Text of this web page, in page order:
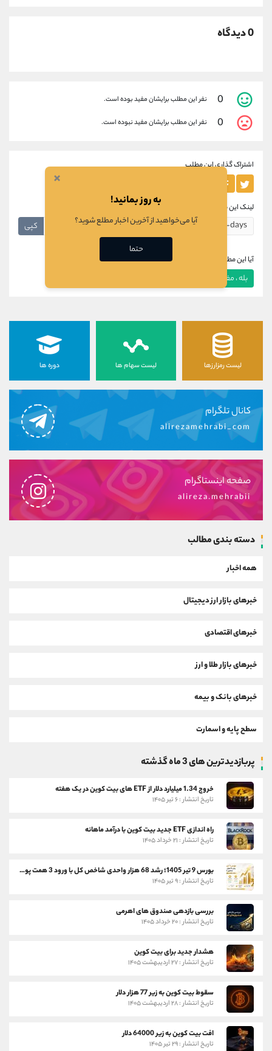
0 دیدگاه
0 نفر این مطلب برایشان مفید بوده است.
0 نفر این مطلب برایشان مفید نبوده است.
اشتراک گذاری این مطلب
لینک این مطلب
کپی
آیا این مطلب برای شما مفید بود؟
بله ، مفید بود
لیست رمزارزها لیست سهام ها دوره ها
کانال تلگرام
alirezamehrabi_com
صفحه اینستاگرام
alireza.mehrabii
دسته بندی مطالب
همه اخبار
خبرهای بازار ارز دیجیتال
خبرهای اقتصادی
خبرهای بازار طلا و ارز
خبرهای بانک و بیمه
سطح پایه و اسمارت
پربازدیدترین های 3 ماه گذشته
خروج 1.34 میلیارد دلار از ETF های بیت کوین در یک هفته
تاریخ انتشار : ۶ تیر ۱۴۰۵
راه اندازی ETF جدید بیت کوین با درآمد ماهانه
تاریخ انتشار : ۲۱ خرداد ۱۴۰۵
بورس 9 تیر 1405؛ رشد 68 هزار واحدی شاخص کل با ورود 3 همت پول حقیقی
تاریخ انتشار : ۹ تیر ۱۴۰۵
بررسی بازدهی صندوق های اهرمی
تاریخ انتشار : ۲۰ خرداد ۱۴۰۵
هشدار جدید برای بیت کوین
تاریخ انتشار : ۲۷ اردیبهشت ۱۴۰۵
سقوط بیت کوین به زیر 77 هزار دلار
تاریخ انتشار : ۲۸ اردیبهشت ۱۴۰۵
افت بیت کوین به زیر 64000 دلار
تاریخ انتشار : ۲۹ تیر ۱۴۰۵
×
به روز بمانید!
آیا می‌خواهید از آخرین اخبار مطلع شوید؟
حتما